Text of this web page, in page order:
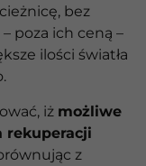
bez
poza ich ceną –
ilości światła
iż możliwe
rekuperacji
z